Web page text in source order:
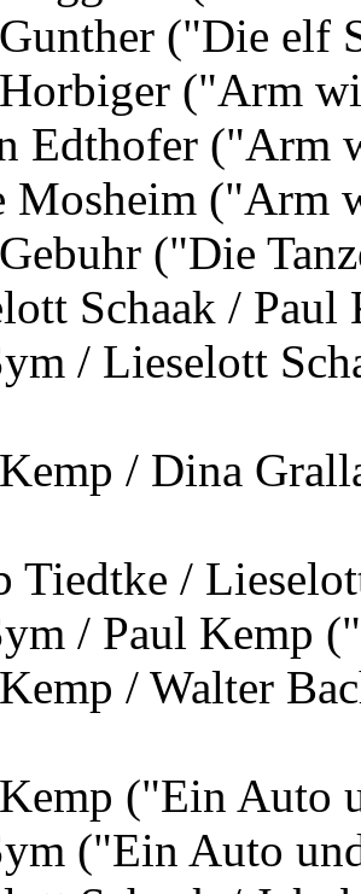
("Die elf
("Arm
Edthofer ("Arm
Mosheim ("Arm
("Die
Schaak / Paul
/ Lieselott
/ Dina
Tiedtke /
/ Paul Kemp
/ Walter
("Ein Auto
("Ein Auto